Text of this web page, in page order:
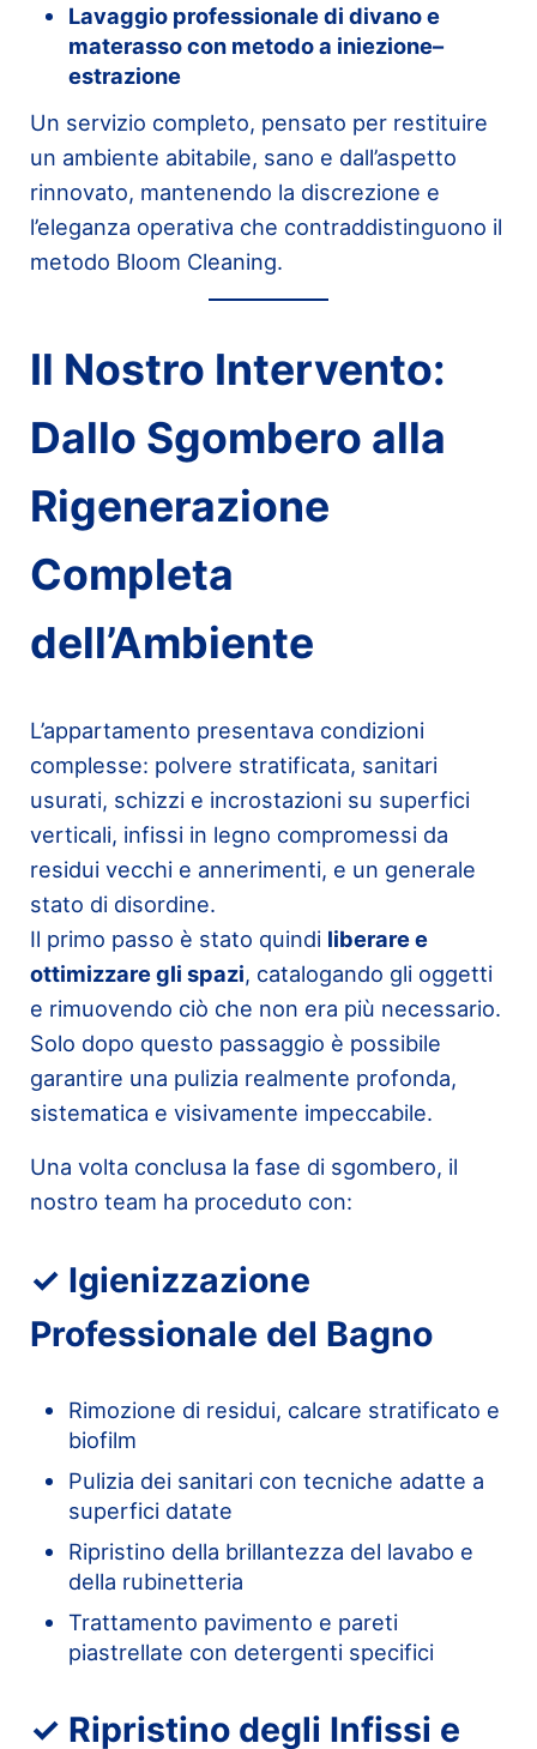
Lavaggio professionale di divano e
materasso con metodo a iniezione–
estrazione
Un servizio completo, pensato per restituire
un ambiente abitabile, sano e dall’aspetto
rinnovato, mantenendo la discrezione e
l’eleganza operativa che contraddistinguono il
metodo Bloom Cleaning.
Il Nostro Intervento:
Dallo Sgombero alla
Rigenerazione
Completa
dell’Ambiente
L’appartamento presentava condizioni
complesse: polvere stratificata, sanitari
usurati, schizzi e incrostazioni su superfici
verticali, infissi in legno compromessi da
residui vecchi e annerimenti, e un generale
stato di disordine.
Il primo passo è stato quindi liberare e
ottimizzare gli spazi, catalogando gli oggetti
e rimuovendo ciò che non era più necessario.
Solo dopo questo passaggio è possibile
garantire una pulizia realmente profonda,
sistematica e visivamente impeccabile.
Una volta conclusa la fase di sgombero, il
nostro team ha proceduto con:
✓ Igienizzazione
Professionale del Bagno
Rimozione di residui, calcare stratificato e
biofilm
Pulizia dei sanitari con tecniche adatte a
superfici datate
Ripristino della brillantezza del lavabo e
della rubinetteria
Trattamento pavimento e pareti
piastrellate con detergenti specifici
✓ Ripristino degli Infissi e